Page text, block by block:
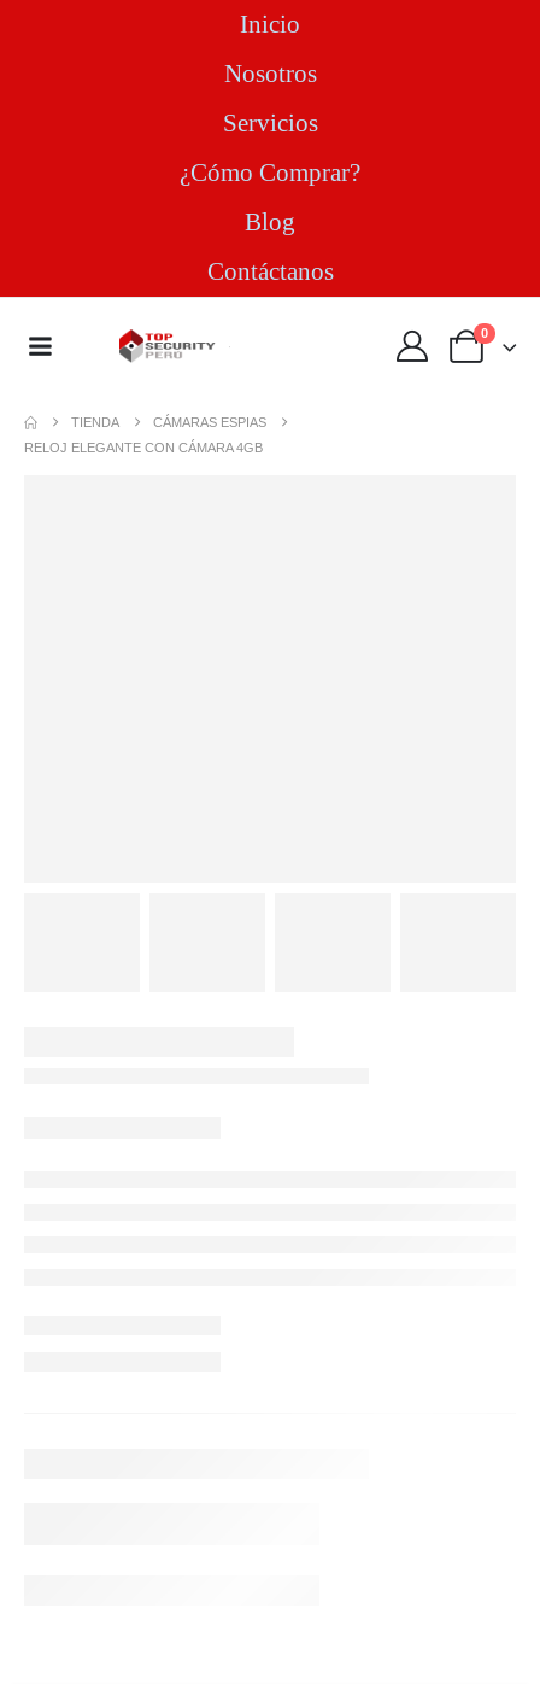
Inicio
Nosotros
Servicios
¿Cómo Comprar?
Blog
Contáctanos
0
TIENDA
CÁMARAS ESPIAS
RELOJ ELEGANTE CON CÁMARA 4GB